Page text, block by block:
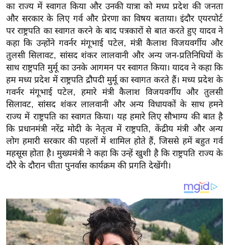
रा
य
ब
ज
ट
खे
ल
क्रि
के
ट
I
P
0
2
6
का राज्य में स्वागत किया और उनकी यात्रा को मध्य प्रदेश की जनता
और सरकार के लिए गर्व और प्रेरणा का विषय बताया। इंदौर एयरपोर्ट
पर राष्ट्रपति का स्वागत करने के बाद पत्रकारों से बात करते हुए यादव ने
कहा कि उन्होंने गवर्नर मंगूभाई पटेल, मंत्री कैलाश विजयवर्गीय और
तुलसी सिलावट, सांसद शंकर लालवानी और अन्य जन-प्रतिनिधियों के
साथ राष्ट्रपति मुर्मू का उनके आगमन पर स्वागत किया। यादव ने कहा कि
हम मध्य प्रदेश में राष्ट्रपति द्रौपदी मुर्मू का स्वागत करते हैं। मध्य प्रदेश के
गवर्नर मंगूभाई पटेल, हमारे मंत्री कैलाश विजयवर्गीय और तुलसी
सिलावट, सांसद शंकर लालवानी और अन्य विधायकों के साथ हमने
राज्य में राष्ट्रपति का स्वागत किया। यह हमारे लिए सौभाग्य की बात है
कि प्रधानमंत्री नरेंद्र मोदी के नेतृत्व में राष्ट्रपति, केंद्रीय मंत्री और अन्य
लोग हमारी सरकार की पहलों में शामिल होते हैं, जिससे हमें बहुत गर्व
महसूस होता है। मुख्यमंत्री ने कहा कि उन्हें खुशी है कि राष्ट्रपति राज्य के
दौरे के दौरान चीता पुनर्वास कार्यक्रम की प्रगति देखेंगी।